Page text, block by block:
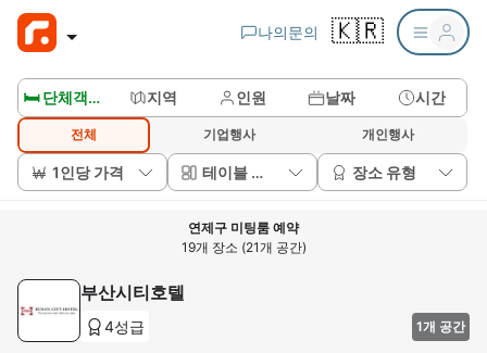
나의문의 🇰🇷
🛏️ 단체객실보기 지역 인원 날짜 시간
전체 기업행사 개인행사
1인당 가격 테이블 배치 장소 유형
연제구 미팅룸 예약
19개 장소 (21개 공간)
부산시티호텔
4성급 1개 공간